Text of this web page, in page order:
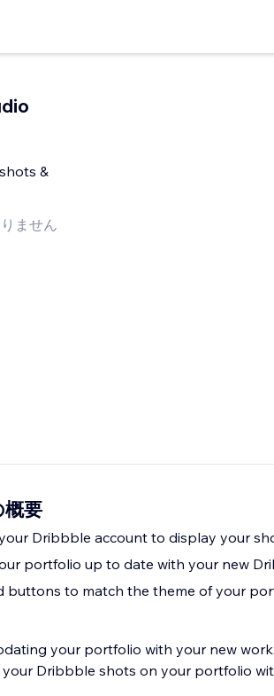
&
ません
要
Dribbble account to display your
portfolio up to date with your new
buttons to match the theme of your
your portfolio with your new
Dribbble shots on your portfolio